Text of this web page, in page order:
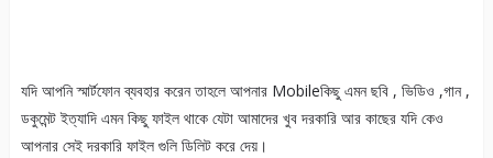
যদি আপনি স্মার্টফোন ব্যবহার করেন তাহলে আপনার Mobileকিছু এমন ছবি , ভিডিও ,গান ,
ডকুমেন্ট ইত্যাদি এমন কিছু ফাইল থাকে যেটা আমাদের খুব দরকারি আর কাছের যদি কেও
আপনার সেই দরকারি ফাইল গুলি ডিলিট করে দেয়।